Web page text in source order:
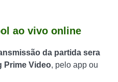
ao vivo online
da partida sera
Prime Video, pelo app ou